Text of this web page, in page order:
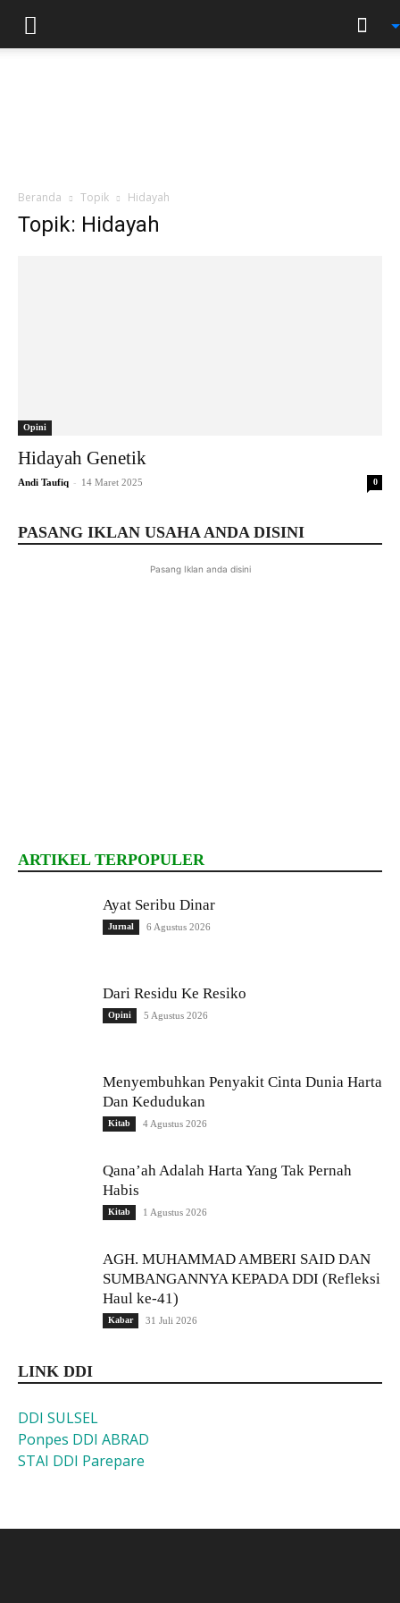
Beranda Topik Hidayah
Topik: Hidayah
Opini
Hidayah Genetik
Andi Taufiq - 14 Maret 2025 0
PASANG IKLAN USAHA ANDA DISINI
Pasang Iklan anda disini
ARTIKEL TERPOPULER
Ayat Seribu Dinar
Jurnal 6 Agustus 2026
Dari Residu Ke Resiko
Opini 5 Agustus 2026
Menyembuhkan Penyakit Cinta Dunia Harta
Dan Kedudukan
Kitab 4 Agustus 2026
Qana’ah Adalah Harta Yang Tak Pernah
Habis
Kitab 1 Agustus 2026
AGH. MUHAMMAD AMBERI SAID DAN
SUMBANGANNYA KEPADA DDI (Refleksi
Haul ke-41)
Kabar 31 Juli 2026
LINK DDI
DDI SULSEL
Ponpes DDI ABRAD
STAI DDI Parepare